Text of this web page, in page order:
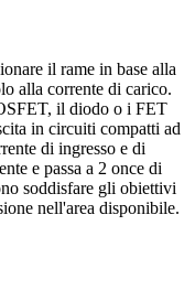
il rame in base alla
alla corrente di carico.
il diodo o i FET
in circuiti compatti ad
di ingresso e di
e passa a 2 once di
soddisfare gli obiettivi
nell'area disponibile.